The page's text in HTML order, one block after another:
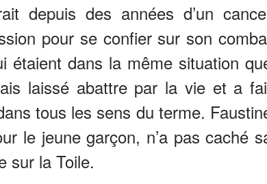
depuis des années d’un
pour se confier sur son
étaient dans la même situation
laissé abattre par la vie et a
tous les sens du terme.
le jeune garçon, n’a pas caché
sur la Toile.